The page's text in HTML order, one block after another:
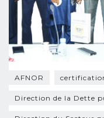
AFNOR
Direction de la Dette